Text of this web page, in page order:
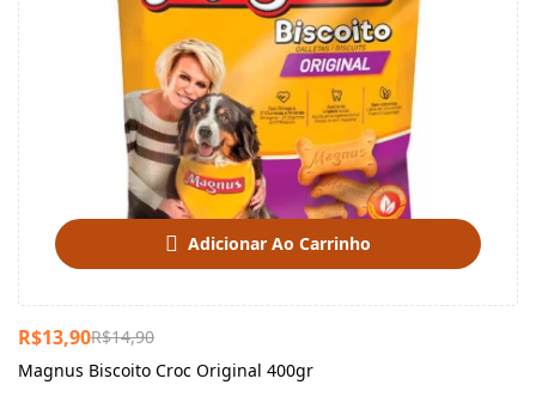
Adicionar Ao Carrinho
R$14,90
R$13,90
Magnus Biscoito Croc Original 400gr